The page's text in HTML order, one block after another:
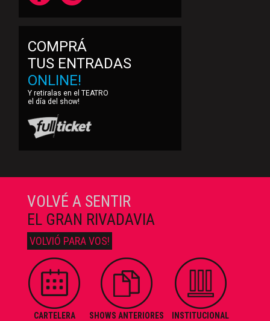
COMPRÁ
TUS ENTRADAS
ONLINE!
Y retiralas en el TEATRO
el día del show!
VOLVÉ A SENTIR
EL GRAN RIVADAVIA
VOLVIÓ PARA VOS!
CARTELERA SHOWS ANTERIORES INSTITUCIONAL